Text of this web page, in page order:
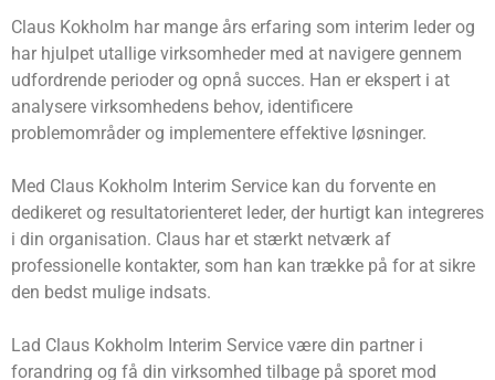
Claus Kokholm har mange års erfaring som interim leder og
har hjulpet utallige virksomheder med at navigere gennem
udfordrende perioder og opnå succes. Han er ekspert i at
analysere virksomhedens behov, identificere
problemområder og implementere effektive løsninger.
Med Claus Kokholm Interim Service kan du forvente en
dedikeret og resultatorienteret leder, der hurtigt kan integreres
i din organisation. Claus har et stærkt netværk af
professionelle kontakter, som han kan trække på for at sikre
den bedst mulige indsats.
Lad Claus Kokholm Interim Service være din partner i
forandring og få din virksomhed tilbage på sporet mod